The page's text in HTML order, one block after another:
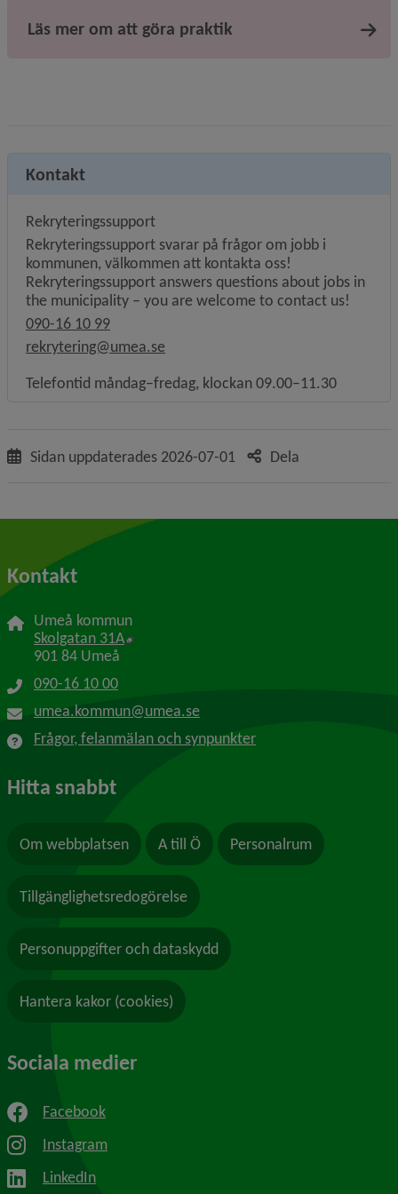
Läs mer om att göra praktik
Kontakt
Rekryteringssupport
Rekryteringssupport svarar på frågor om jobb i
kommunen, välkommen att kontakta oss!
Rekryteringssupport answers questions about jobs in
the municipality – you are welcome to contact us!
090-16 10 99
rekrytering@umea.se
Telefontid måndag–fredag, klockan 09.00–11.30
Sidan uppdaterades 2026-07-01 Dela
Kontakt
Umeå kommun
Skolgatan 31A Länk till annan webbplats, öppnas i nytt
901 84 Umeå
090-16 10 00
umea.kommun@umea.se
Frågor, felanmälan och synpunkter
Hitta snabbt
Om webbplatsen A till Ö Personalrum
Tillgänglighetsredogörelse
Personuppgifter och dataskydd
Hantera kakor (cookies)
Sociala medier
Facebook
Instagram
LinkedIn